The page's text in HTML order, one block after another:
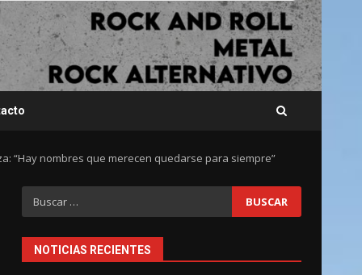
“Hay nombres que merecen quedarse para siempre”
Buscar:
NOTICIAS RECIENTES